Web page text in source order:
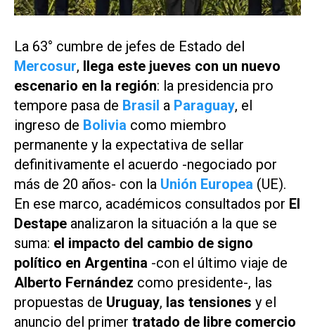
La 63° cumbre de jefes de Estado del
Mercosur, llega este jueves con un nuevo
escenario en la región: la presidencia pro
tempore pasa de Brasil a Paraguay, el
ingreso de Bolivia como miembro
permanente y la expectativa de sellar
definitivamente el acuerdo -negociado por
más de 20 años- con la Unión Europea (UE).
En ese marco, académicos consultados por El
Destape analizaron la situación a la que se
suma: el impacto del cambio de signo
político en Argentina -con el último viaje de
Alberto Fernández como presidente-, las
propuestas de Uruguay, las tensiones y el
anuncio del primer tratado de libre comercio